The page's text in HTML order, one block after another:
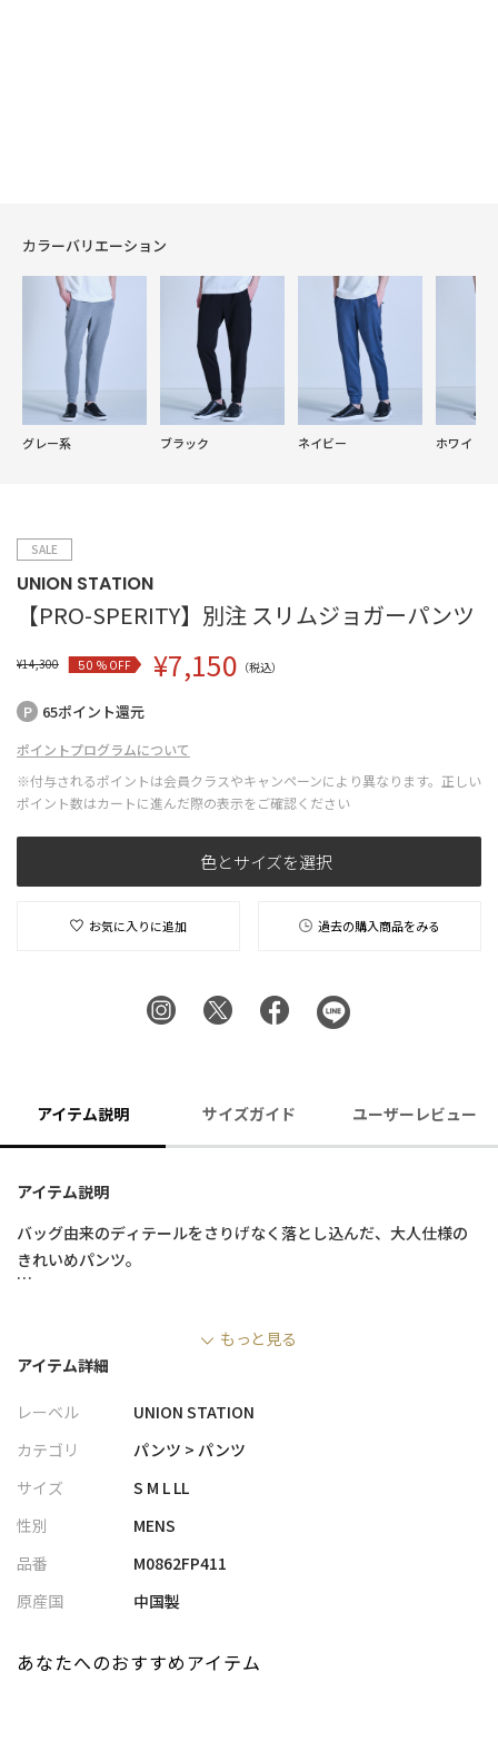
カラーバリエーション
グレー系 ブラック ネイビー ホワイト
SALE
UNION STATION
【PRO-SPERITY】別注 スリムジョガーパンツ
¥14,300 50% OFF ¥7,150 （税込）
65ポイント還元
ポイントプログラムについて
※付与されるポイントは会員クラスやキャンペーンにより異なります。正しい
ポイント数はカートに進んだ際の表示をご確認ください
色とサイズを選択
お気に入りに追加 過去の購入商品をみる
アイテム説明 サイズガイド ユーザーレビュー
アイテム説明
バッグ由来のディテールをさりげなく落とし込んだ、大人仕様の
きれいめパンツ。
・〈PRO-SPERITY〉×〈UNION STATION〉によるエクスクルー
シブコラボモデル
セントをプラス
・伸縮性に優れた素材を使用し、ノンストレスな穿き心地を実現
スタイルまで対応
・グレー/ブラック/ネイビーは従来モデル（M0861FP402）より軽
やかな目付に仕上げ、より快適な着用感に
■コーディネート提案
ある着こなしに
もっと見る
アイテム詳細
レーベル
UNION STATION
カテゴリ
パンツ > パンツ
サイズ
S M L LL
性別
MENS
品番
M0862FP411
原産国
中国製
あなたへのおすすめアイテム